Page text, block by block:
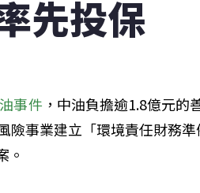
先投保
事件 ，中油負擔逾1.8億元的
險事業建立「環境責任財務準
。